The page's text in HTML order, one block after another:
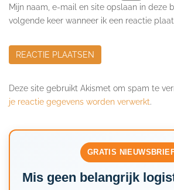
Mijn naam, e-mail en site opslaan in deze
volgende keer wanneer ik een reactie
Deze site gebruikt Akismet om spam te
je reactie gegevens worden verwerkt.
GRATIS
Mis geen belangrijk